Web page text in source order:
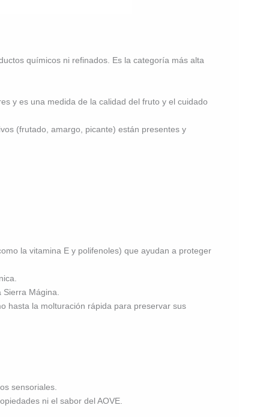
químicos ni refinados. Es la categoría más alta
y es una medida de la calidad del fruto y el cuidado
(frutado, amargo, picante) están presentes y
la vitamina E y polifenoles) que ayudan a proteger
Sierra Mágina.
hasta la molturación rápida para preservar sus
sensoriales.
ni el sabor del AOVE.